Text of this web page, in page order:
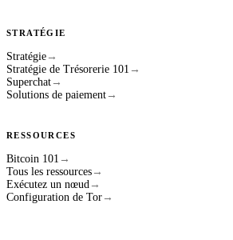
STRATÉGIE
Stratégie →
Stratégie de Trésorerie 101 →
Superchat →
Solutions de paiement →
RESSOURCES
Bitcoin 101 →
Tous les ressources →
Exécutez un nœud →
Configuration de Tor →